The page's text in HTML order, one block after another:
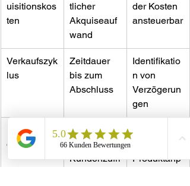
uisitionskos
ten
tlicher
Akquiseauf
wand
der Kosten
ansteuerbar
Verkaufszyk
lus
Zeitdauer
bis zum
Abschluss
Identifikatio
n von
Verzögerun
gen
Kundenfee
dback
Einsichten
zu
Kundenzufri
Verbesserte
Produktanp